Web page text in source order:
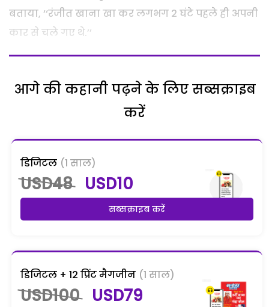
बताया, ‘‘रंजीत खाना खा कर लगभग 2 घंटे पहले ही अपनी
कार से चले गए थे.’’
आगे की कहानी पढ़ने के लिए सब्सक्राइब
करें
डिजिटल (1 साल)
USD48 USD10
सब्सक्राइब करें
डिजिटल + 12 प्रिंट मैगजीन (1 साल)
USD100 USD79